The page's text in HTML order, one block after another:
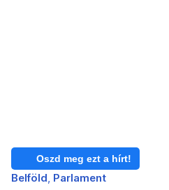
Oszd meg ezt a hírt!
Belföld Parlament